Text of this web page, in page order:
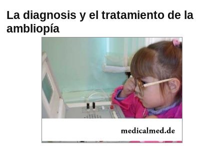
La diagnosis y el tratamiento de la
ambliopía